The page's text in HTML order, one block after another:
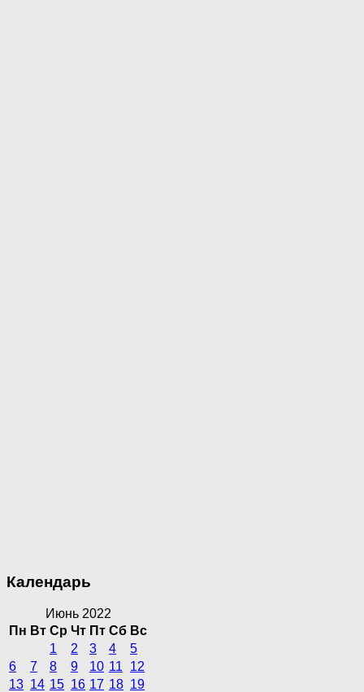
Календарь
Июнь 2022
Пн Вт Ср Чт Пт Сб Вс
1
2 3 4
5
6
7 8 9 10 11
12
13 14 15 16 17 18 19